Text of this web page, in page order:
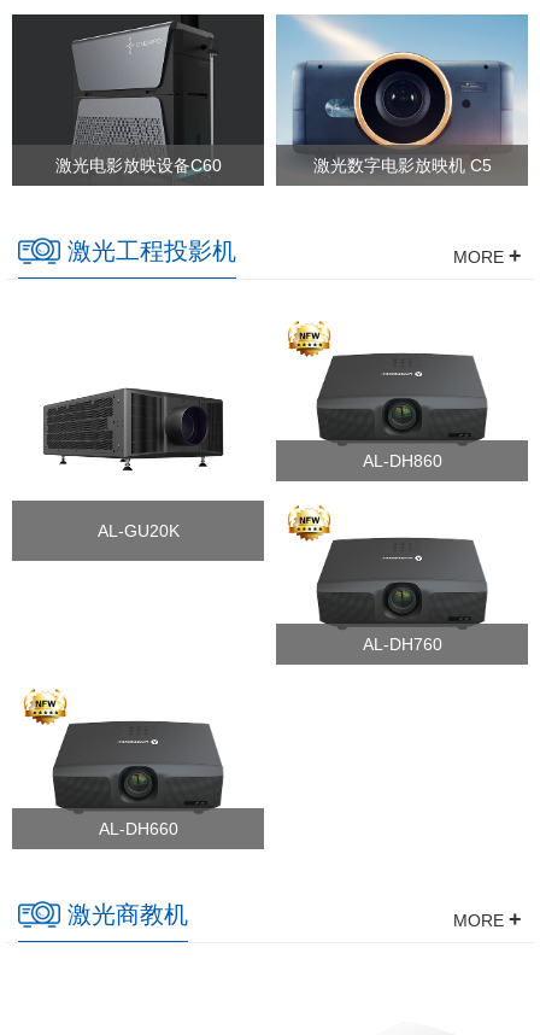
激光电影放映设备C60 激光数字电影放映机 C5
激光工程投影机 MORE +
AL-GU20K
AL-DH860
AL-DH760
AL-DH660
激光商教机 MORE +